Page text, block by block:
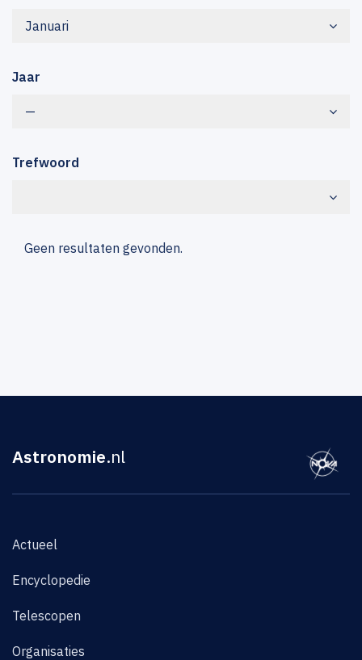
Januari
Jaar
—
Trefwoord
Geen resultaten gevonden.
Astronomie.nl
Actueel
Encyclopedie
Telescopen
Organisaties